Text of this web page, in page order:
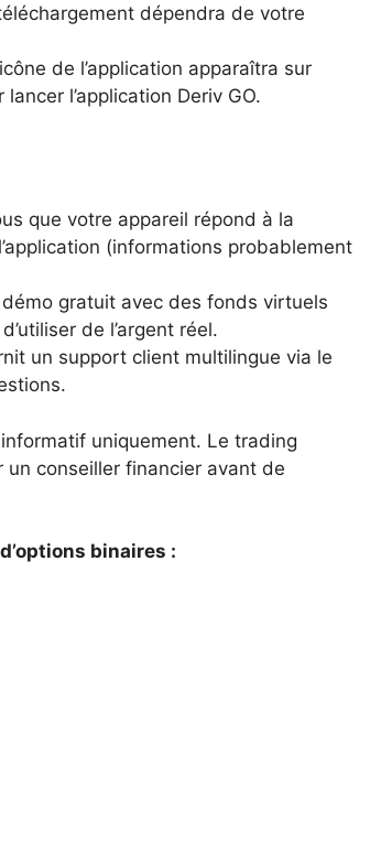
dépendra de votre
de l’application apparaîtra sur
l’application Deriv GO.
que votre appareil répond à la
(informations probablement
gratuit avec des fonds virtuels
de l’argent réel.
un support client multilingue via le
uniquement. Le trading
conseiller financier avant de
binaires :